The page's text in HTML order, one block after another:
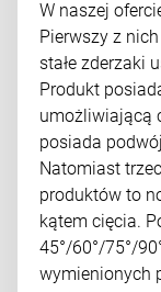
W naszej
Pierwszy z
stałe zderzaki
Produkt
umożliwiającą
posiada
Natomiast
produktów to
kątem cięcia.
45°/60°/75°/
wymienionych